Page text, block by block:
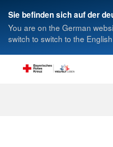
Sie befinden sich auf der
You are on the German
switch to switch to the